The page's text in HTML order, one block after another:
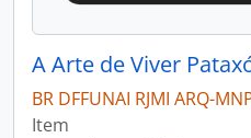
A Arte de Viver
BR DFFUNAI RJMI ARQ-
Item